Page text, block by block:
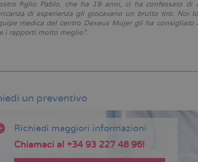
figlio Pablo, che ha 19 anni, ci ha confessato di
di esperienza gli giocavano un brutto tiro. Noi
medica del centro Dexeus Mujer gli ha
i rapporti molto meglio".
un preventivo
Richiedi maggiori informazioni
Chiamaci al +34 93 227 48 96!